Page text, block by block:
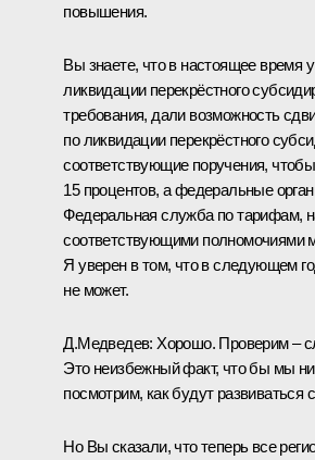
повышения.
Вы знаете, что в настоящее время
ликвидации перекрёстного
требования, дали возможность
по ликвидации перекрёстного
соответствующие поручения,
15 процентов, а федеральные
Федеральная служба по тарифам,
соответствующими полномочиями
Я уверен в том, что в следующем
не может.
Д.Медведев: Хорошо. Проверим –
Это неизбежный факт, что бы мы
посмотрим, как будут развиваться
Но Вы сказали, что теперь все